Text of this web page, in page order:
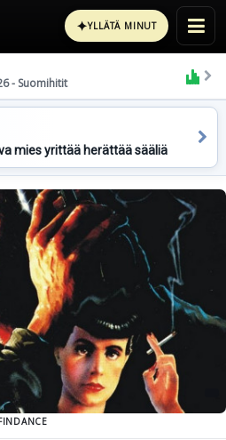
✦YLLÄTÄ MINUT
- Suomihitit
mies yrittää herättää sääliä